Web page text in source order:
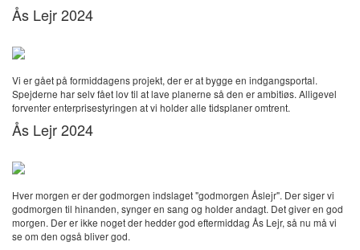
Ås Lejr 2024
Vi er gået på formiddagens projekt, der er at bygge en indgangsportal.
Spejderne har selv fået lov til at lave planerne så den er ambitiøs. Alligevel
forventer enterprisestyringen at vi holder alle tidsplaner omtrent.
Ås Lejr 2024
Hver morgen er der godmorgen indslaget "godmorgen Åslejr". Der siger vi
godmorgen til hinanden, synger en sang og holder andagt. Det giver en god
morgen. Der er ikke noget der hedder god eftermiddag Ås Lejr, så nu må vi
se om den også bliver god.